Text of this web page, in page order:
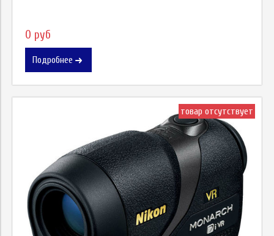
0 руб
Подробнее
товар отсутствует